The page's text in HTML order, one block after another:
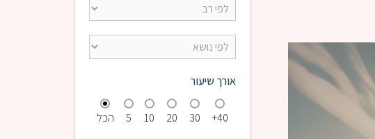
שו"ת ראש הישיבה | הרב פנדל
אורך שיעור
הכל 5 10 20 30 40+